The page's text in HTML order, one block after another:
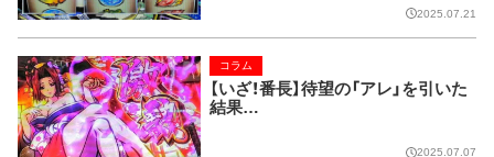
2025.07.21
【いざ！番長】待望の「アレ」を引いた
結果…
コラム
2025.07.07